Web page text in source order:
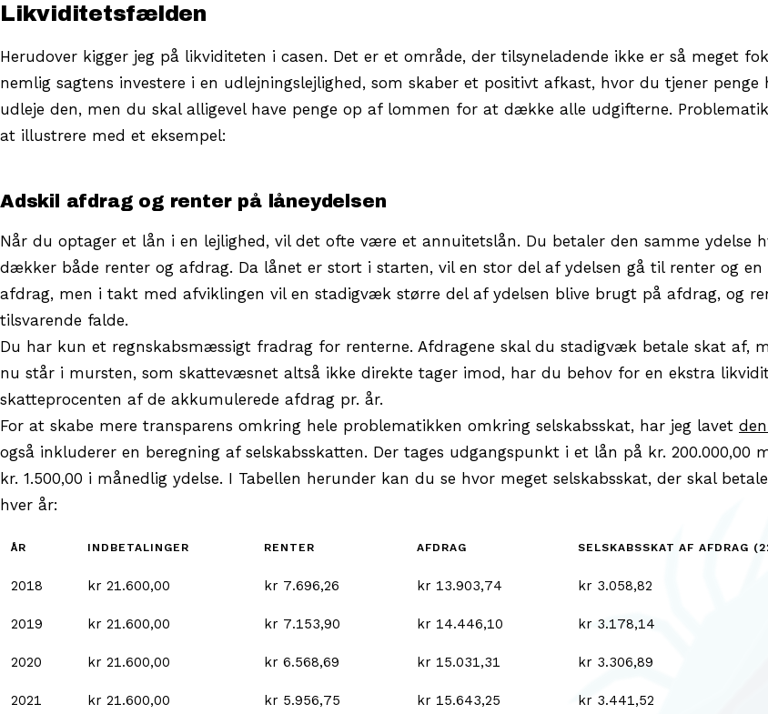
Likviditetsfælden
Herudover kigger jeg på likviditeten i casen. Det er et område, der tilsyneladende ikke er så meget
nemlig sagtens investere i en udlejningslejlighed, som skaber et positivt afkast, hvor du tjener
udleje den, men du skal alligevel have penge op af lommen for at dække alle udgifterne.
at illustrere med et eksempel:
Adskil afdrag og renter på låneydelsen
Når du optager et lån i en lejlighed, vil det ofte være et annuitetslån. Du betaler den samme ydelse
dækker både renter og afdrag. Da lånet er stort i starten, vil en stor del af ydelsen gå til renter og
afdrag, men i takt med afviklingen vil en stadigvæk større del af ydelsen blive brugt på afdrag, og
tilsvarende falde.
Du har kun et regnskabsmæssigt fradrag for renterne. Afdragene skal du stadigvæk betale skat af,
nu står i mursten, som skattevæsnet altså ikke direkte tager imod, har du behov for en ekstra
skatteprocenten af de akkumulerede afdrag pr. år.
For at skabe mere transparens omkring hele problematikken omkring selskabsskat, har jeg lavet
også inkluderer en beregning af selskabsskatten. Der tages udgangspunkt i et lån på kr. 200.000,00
kr. 1.500,00 i månedlig ydelse. I Tabellen herunder kan du se hvor meget selskabsskat, der skal
hver år:
ÅR INDBETALINGER RENTER AFDRAG SELSKABSSKAT AF AFDRAG
2018 kr 21.600,00 kr 7.696,26 kr 13.903,74 kr 3.058,82
2019 kr 21.600,00 kr 7.153,90 kr 14.446,10 kr 3.178,14
2020 kr 21.600,00 kr 6.568,69 kr 15.031,31 kr 3.306,89
2021 kr 21.600,00 kr 5.956,75 kr 15.643,25 kr 3.441,52